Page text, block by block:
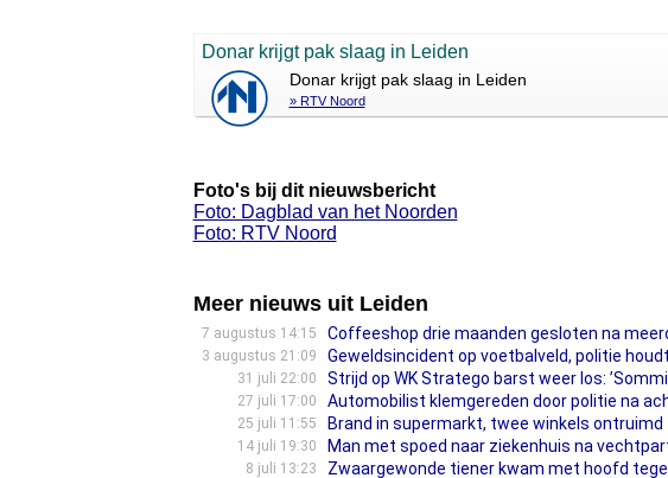
Donar krijgt pak slaag in Leiden
Donar krijgt pak slaag in Leiden
» RTV Noord
Foto's bij dit nieuwsbericht
Foto: Dagblad van het Noorden
Foto: RTV Noord
Meer nieuws uit Leiden
7 augustus 14:15 Coffeeshop drie maanden gesloten na
3 augustus 21:09 Geweldsincident op voetbalveld, politie
31 juli 22:00 Strijd op WK Stratego barst weer los:
27 juli 17:00 Automobilist klemgereden door politie na
25 juli 11:55 Brand in supermarkt, twee winkels ontruimd
14 juli 19:30 Man met spoed naar ziekenhuis na
8 juli 13:23 Zwaargewonde tiener kwam met hoofd